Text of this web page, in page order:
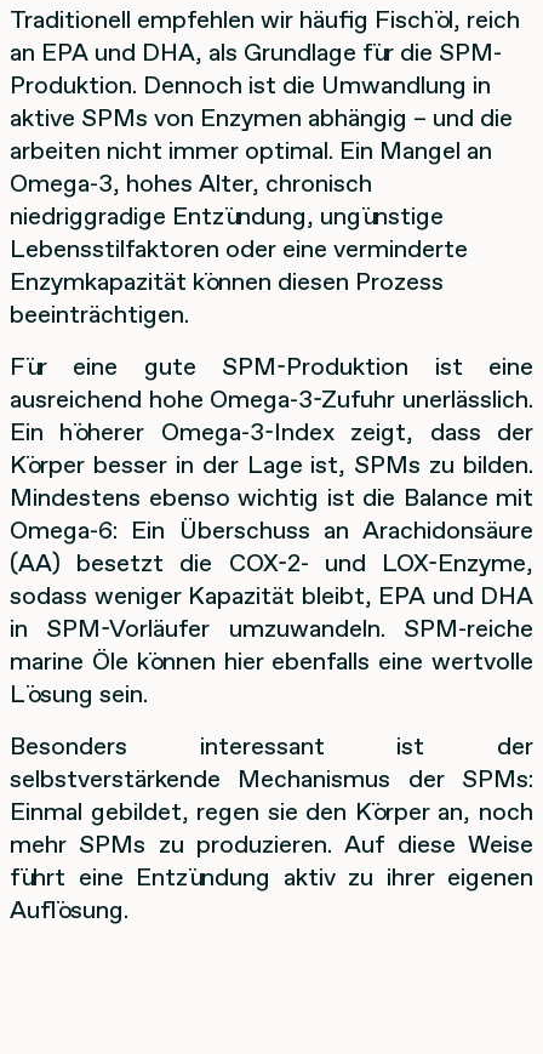
Traditionell empfehlen wir häufig Fischöl, reich
an EPA und DHA, als Grundlage für die SPM-
Produktion. Dennoch ist die Umwandlung in
aktive SPMs von Enzymen abhängig – und die
arbeiten nicht immer optimal. Ein Mangel an
Omega-3, hohes Alter, chronisch
niedriggradige Entzündung, ungünstige
Lebensstilfaktoren oder eine verminderte
Enzymkapazität können diesen Prozess
beeinträchtigen.
Für eine gute SPM-Produktion ist eine
ausreichend hohe Omega-3-Zufuhr unerlässlich.
Ein höherer Omega-3-Index zeigt, dass der
Körper besser in der Lage ist, SPMs zu bilden.
Mindestens ebenso wichtig ist die Balance mit
Omega-6: Ein Überschuss an Arachidonsäure
(AA) besetzt die COX-2- und LOX-Enzyme,
sodass weniger Kapazität bleibt, EPA und DHA
in SPM-Vorläufer umzuwandeln. SPM-reiche
marine Öle können hier ebenfalls eine wertvolle
Lösung sein.
Besonders interessant ist der
selbstverstärkende Mechanismus der SPMs:
Einmal gebildet, regen sie den Körper an, noch
mehr SPMs zu produzieren. Auf diese Weise
führt eine Entzündung aktiv zu ihrer eigenen
Auflösung.